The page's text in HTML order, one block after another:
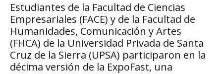
Estudiantes de la Facultad de Ciencias
Empresariales (FACE) y de la Facultad de
Humanidades, Comunicación y Artes
(FHCA) de la Universidad Privada de Santa
Cruz de la Sierra (UPSA) participaron en la
décima versión de la ExpoFast, una